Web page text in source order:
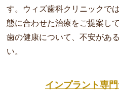
す。ウィズ歯科クリニックで
態に合わせた治療をご提案し
歯の健康について、不安があ
い。
インプラント専